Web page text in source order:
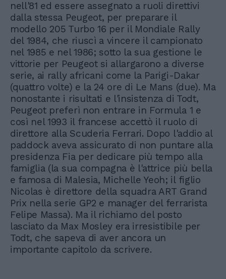
nell'81 ed essere assegnato a ruoli direttivi
dalla stessa Peugeot, per preparare il
modello 205 Turbo 16 per il Mondiale Rally
del 1984, che riuscì a vincere il campionato
nel 1985 e nel 1986; sotto la sua gestione le
vittorie per Peugeot si allargarono a diverse
serie, ai rally africani come la Parigi-Dakar
(quattro volte) e la 24 ore di Le Mans (due). Ma
nonostante i risultati e l'insistenza di Todt,
Peugeot preferì non entrare in Formula 1 e
così nel 1993 il francese accettò il ruolo di
direttore alla Scuderia Ferrari. Dopo l'addio al
paddock aveva assicurato di non puntare alla
presidenza Fia per dedicare più tempo alla
famiglia (la sua compagna è l'attrice più bella
e famosa di Malesia, Michelle Yeoh; il figlio
Nicolas è direttore della squadra ART Grand
Prix nella serie GP2 e manager del ferrarista
Felipe Massa). Ma il richiamo del posto
lasciato da Max Mosley era irresistibile per
Todt, che sapeva di aver ancora un
importante capitolo da scrivere.